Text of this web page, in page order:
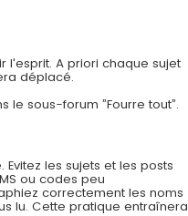
l'esprit. A priori chaque sujet
déplacé.
sous-forum ”Fourre tout”.
Evitez les sujets et les posts
ou codes peu
correctement les noms
lu. Cette pratique entraînera